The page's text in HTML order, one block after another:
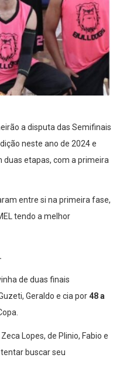
a disputa das Semifinais
neste ano de 2024 e
duas etapas, com a primeira
entre si na primeira fase,
tendo a melhor
de duas finais
Geraldo e cia por48 a
Lopes, de Plinio, Fabio e
buscar seu